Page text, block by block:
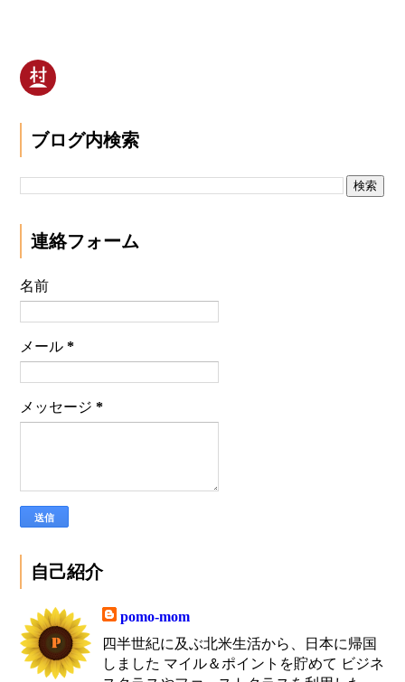
ブログ内検索
連絡フォーム
名前
メール*
メッセージ*
自己紹介
pomo-mom
四半世紀に及ぶ北米生活から、日本に帰国
しました マイル＆ポイントを貯めて ビジネ